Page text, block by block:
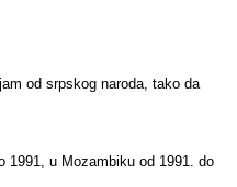
od srpskog naroda, tako da
1991, u Mozambiku od 1991. do